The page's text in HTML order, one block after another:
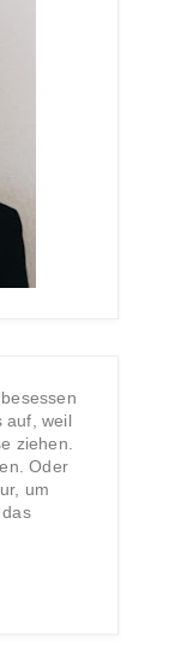
auf, weil
ziehen.
Oder
um